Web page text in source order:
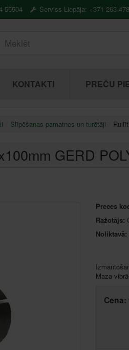
55504 Serviss Liepāja: +371 263
KONTAKTI PREČU
Slīpēšanas pamatnes un turētāji
GERD
Preces
Ražotājs:
Noliktavā:
Maza
Cena: